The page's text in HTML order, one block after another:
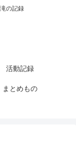
の記録
活動記録
まとめもの